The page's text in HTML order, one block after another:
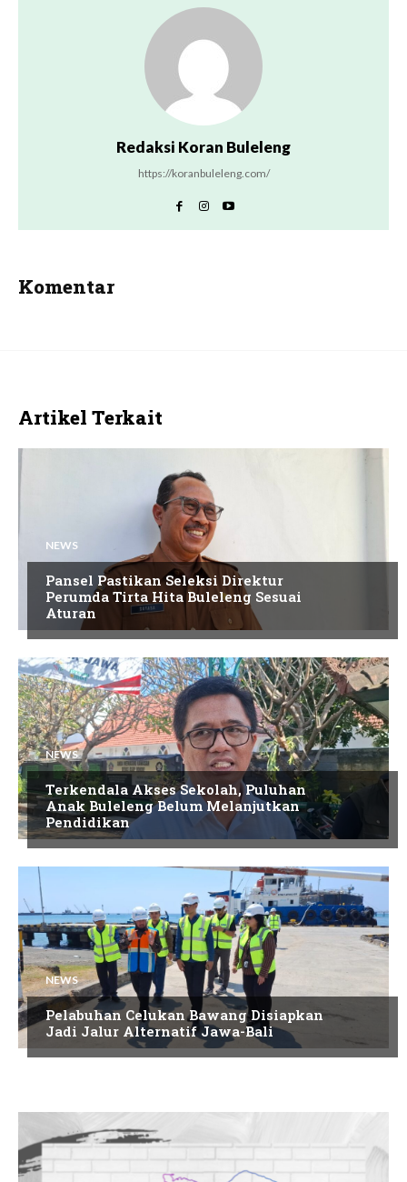
Redaksi Koran Buleleng
https://koranbuleleng.com/
Komentar
Artikel Terkait
NEWS
Pansel Pastikan Seleksi Direktur
Perumda Tirta Hita Buleleng Sesuai
Aturan
NEWS
Terkendala Akses Sekolah, Puluhan
Anak Buleleng Belum Melanjutkan
Pendidikan
NEWS
Pelabuhan Celukan Bawang Disiapkan
Jadi Jalur Alternatif Jawa-Bali